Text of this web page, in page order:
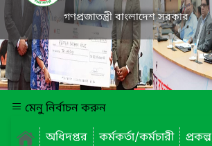
গণপ্রজাতন্ত্রী বাংলাদেশ সরকার
মেনু নির্বাচন করুন
অধিদপ্তর
কর্মকর্তা/কর্মচারী